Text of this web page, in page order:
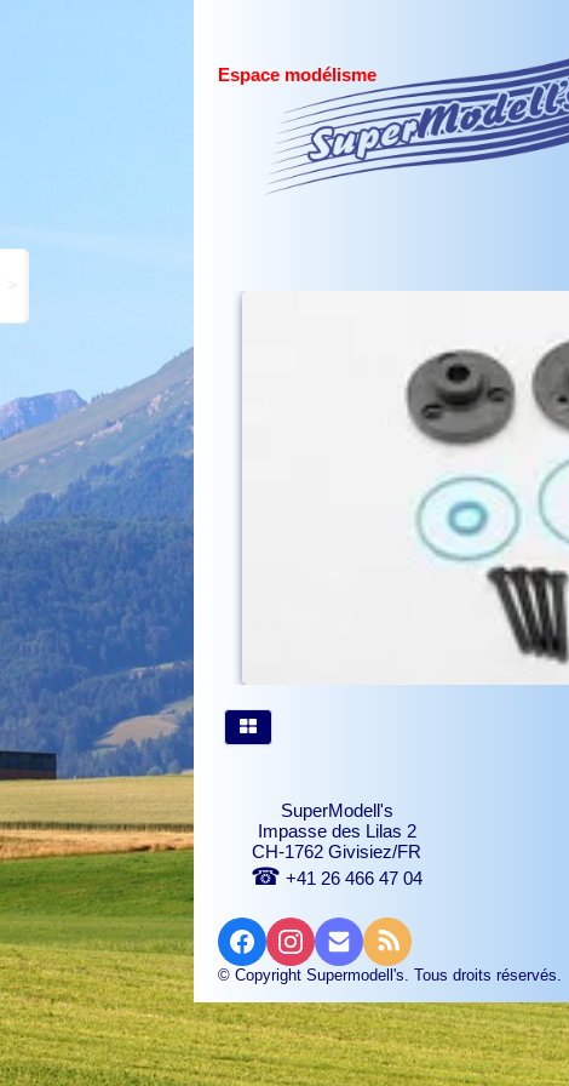
Espace modélisme
SuperModell's
Impasse des Lilas 2
CH-1762 Givisiez/FR
☎ +41 26 466 47 04
© Copyright Supermodell's. Tous droits réservés.